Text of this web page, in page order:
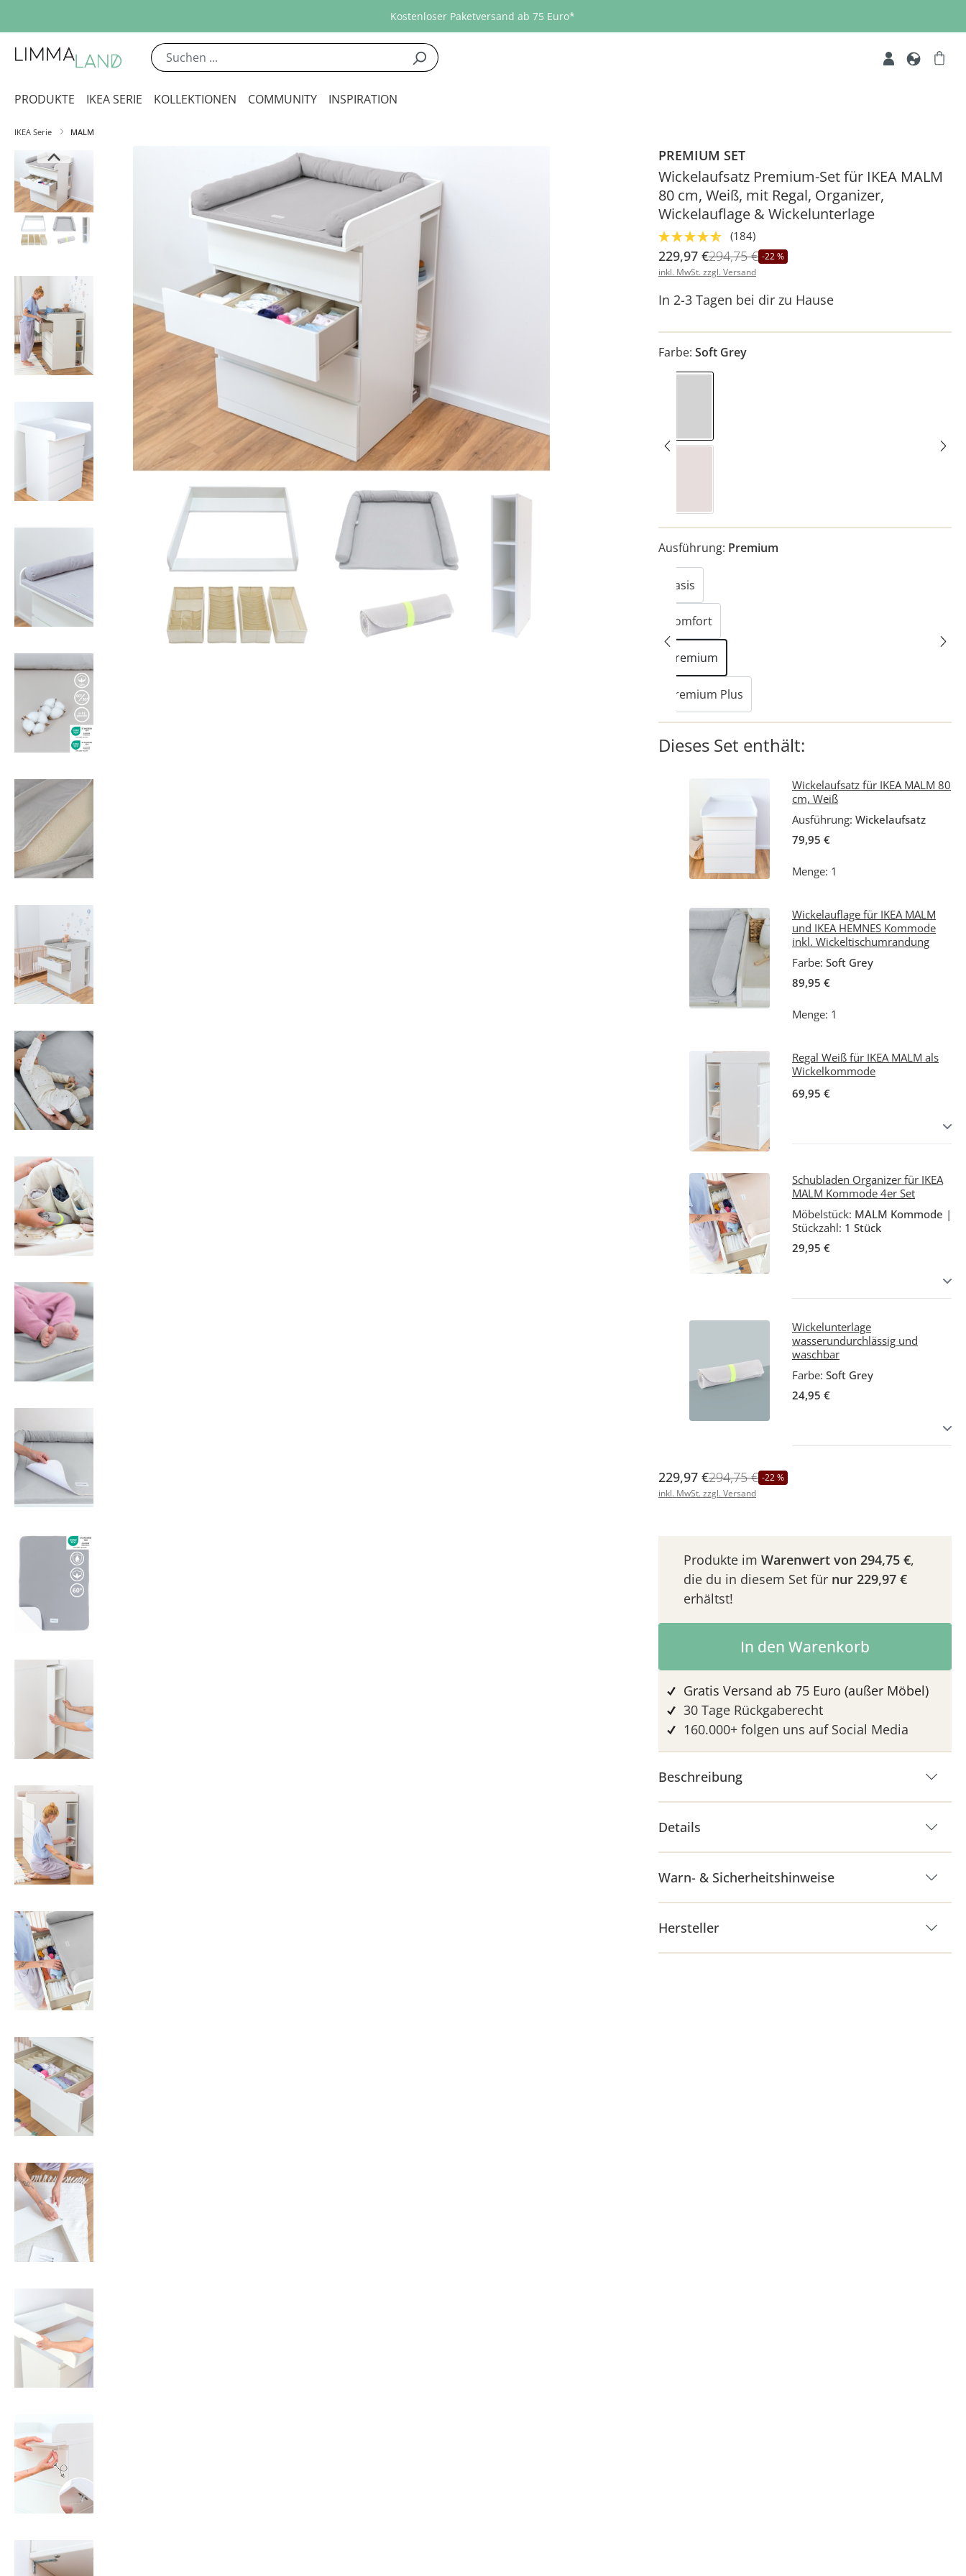
Kostenloser Paketversand ab 75 Euro*
PRODUKTE IKEA SERIE KOLLEKTIONEN COMMUNITY INSPIRATION
IKEA Serie MALM
PREMIUM SET
Wickelaufsatz Premium-Set für IKEA MALM
80 cm, Weiß, mit Regal, Organizer,
Wickelauflage & Wickelunterlage
(184)
229,97 €294,75 € -22 %
inkl. MwSt. zzgl. Versand
In 2-3 Tagen bei dir zu Hause
Farbe: Soft Grey
Ausführung: Premium
Basis
Komfort
Premium
Premium Plus
Dieses Set enthält:
Wickelaufsatz für IKEA MALM 80
cm, Weiß
Ausführung: Wickelaufsatz
79,95 €
Menge: 1
Wickelauflage für IKEA MALM
und IKEA HEMNES Kommode
inkl. Wickeltischumrandung
Farbe: Soft Grey
89,95 €
Menge: 1
Regal Weiß für IKEA MALM als
Wickelkommode
69,95 €
Schubladen Organizer für IKEA
MALM Kommode 4er Set
Möbelstück: MALM Kommode |
Stückzahl: 1 Stück
29,95 €
Wickelunterlage
wasserundurchlässig und
waschbar
Farbe: Soft Grey
24,95 €
229,97 €294,75 € -22 %
inkl. MwSt. zzgl. Versand
Produkte im Warenwert von 294,75 €,
die du in diesem Set für nur 229,97 €
erhältst!
Produkt Anzahl: Gib den
In den Warenkorb
Gratis Versand ab 75 Euro (außer Möbel)
30 Tage Rückgaberecht
160.000+ folgen uns auf Social Media
Beschreibung
Details
Warn- & Sicherheitshinweise
Hersteller